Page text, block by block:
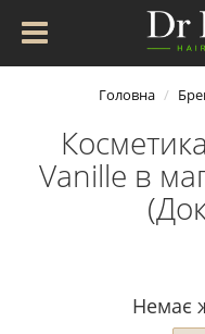
Головна
Vanille в
Немає